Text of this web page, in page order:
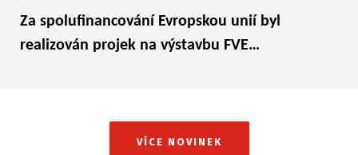
Za spolufinancování Evropskou unií byl
realizován projek na výstavbu FVE…
VÍCE NOVINEK